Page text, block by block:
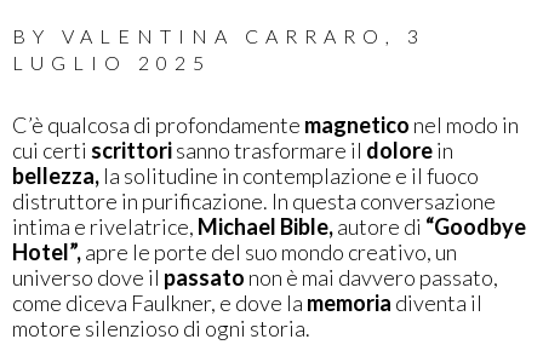
BY VALENTINA CARRARO
3
LUGLIO 2025
C’è qualcosa di profondamente magnetico nel modo in
cui certi scrittorisanno trasformare il dolorein
bellezza, la solitudine in contemplazione e il fuoco
distruttore in purificazione. In questa conversazione
intima e rivelatrice, Michael Bible,autore di “Goodbye
Hotel”,apre le porte del suo mondo creativo, un
universo dove il passato non è mai davvero passato,
come diceva Faulkner, e dove la memoria diventa il
motore silenzioso di ogni storia.